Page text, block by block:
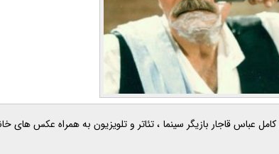
سال 2026 ، در ادامه با بیوگرافی کامل عباس قاجار بازیگر سینما ، تئاتر و تلویزیون به